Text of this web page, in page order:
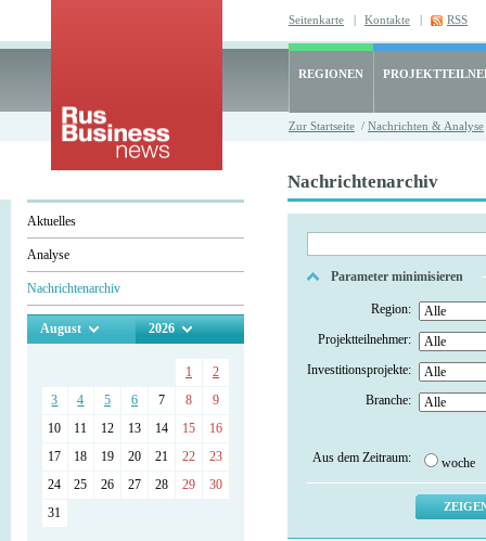
Seitenkarte | Kontakte | RSS
REGIONEN
Zur Startseite / Nachrichten & Analyse
Aktuelles
Analyse
Nachrichtenarchiv
August 2026
1
2
3
4 5 6 7 8
9
10
11 12 13 14 15
16
17
18 19 20 21 22
23
24
25 26 27 28 29
30
31
Nachrichtenarchiv
Parameter minimisieren
Region:
Projektteilnehmer:
Investitionsprojekte:
Branche:
Aus dem Zeitraum: woche